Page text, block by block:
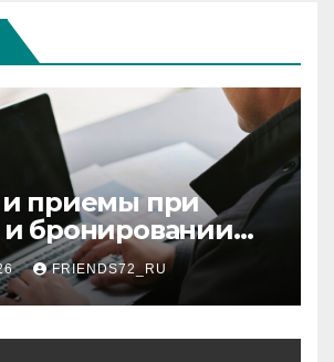
приемы при
бронировании
FRIENDS72_RU